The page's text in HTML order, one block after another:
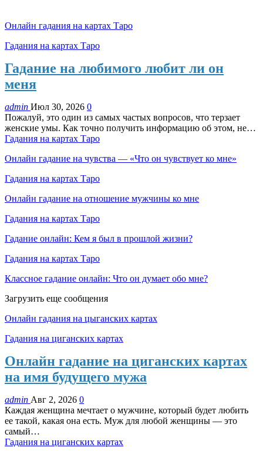
Онлайн гадания на картах Таро
Гадания на картах Таро
Гадание на любимого любит ли он
меня
admin Июл 30, 2026 0
Пожалуй, это один из самых частых вопросов, что терзает
женские умы. Как точно получить информацию об этом, не…
Гадания на картах Таро
Онлайн гадание на чувства — «Что он чувствует ко мне»
Гадания на картах Таро
Онлайн гадание на отношение мужчины ко мне
Гадания на картах Таро
Гадание онлайн: Кем я был в прошлой жизни?
Гадания на картах Таро
Классное гадание онлайн: Что он думает обо мне?
Загрузить еще сообщения
Онлайн гадания на цыганских картах
Гадания на циганских картах
Онлайн гадание на циганских картах
на имя будущего мужа
admin Авг 2, 2026 0
Каждая женщина мечтает о мужчине, который будет любить
ее такой, какая она есть. Муж для любой женщины — это
самый…
Гадания на циганских картах